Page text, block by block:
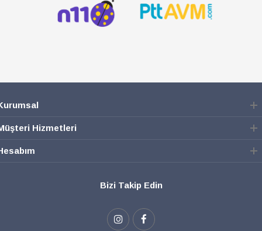
Hizmetleri
Bizi Takip Edin